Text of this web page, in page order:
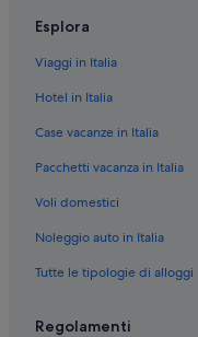
Esplora
Viaggi in Italia
Hotel in Italia
Case vacanze in Italia
Pacchetti vacanza in Italia
Voli domestici
Noleggio auto in Italia
Tutte le tipologie di alloggi
Regolamenti